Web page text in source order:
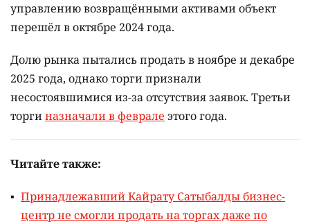
управлению возвращёнными активами объект
перешёл в октябре 2024 года.
Долю рынка пытались продать в ноябре и декабре
2025 года, однако торги признали
несостоявшимися из-за отсутствия заявок. Третьи
торгиназначали в феврале этого года.
Читайте также:
Принадлежавший Кайрату Сатыбалды бизнес-
центр не смогли продать на торгах даже по